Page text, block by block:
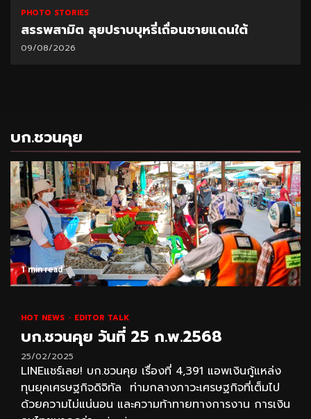
PHOTO STORIES
สรรพสามิต ลุยปราบบุหรี่เถื่อนชายแดนใต้
09/08/2026
บก.ชวนคุย
1 min read
HOT NEWS EDITOR TALK
บก.ชวนคุย วันที่ 25 ก.พ.2568
25/02/2025
LINEแชร์เลย! บก.ชวนคุย เรื่องที่ 4,391 แอพเงินกู้แหล่ง
ทุนยุคเศรษฐกิจดิจิทัล ท่ามกลางภาวะเศรษฐกิจที่เต็มไป
ด้วยความไม่แน่นอน และความท้าทายทางการงาน การเงิน